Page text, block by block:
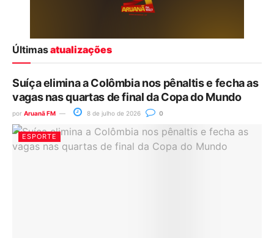
Últimasatualizações
Suíça elimina a Colômbia nos pênaltis e fecha as
vagas nas quartas de final da Copa do Mundo
por Aruanã FM 8 de julho de 2026 0
ESPORTE